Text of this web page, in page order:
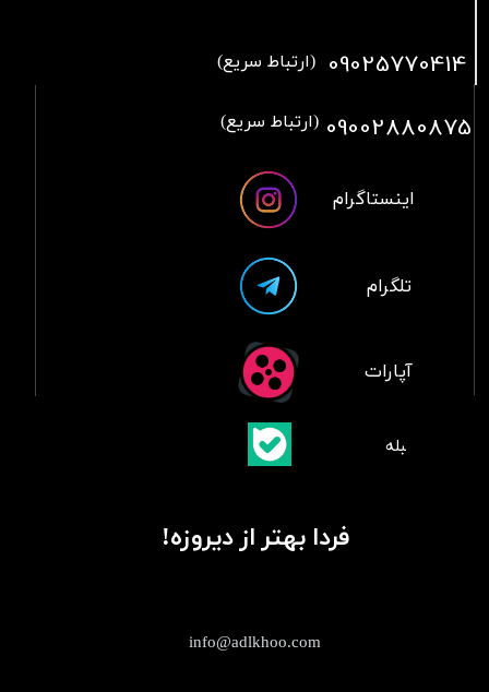
info@adlkhoo.com
09025770414 (ارتباط سریع)
09002880875 (ارتباط سریع)
فردا بهتر از دیروزه!
آپارات
تلگرام
اینستاگرام
​بلبله​​​​​​​بله